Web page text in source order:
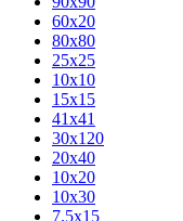
60х20
80х80
25x25
10х10
15х15
41х41
30х120
20х40
10х20
10х30
7.5х15